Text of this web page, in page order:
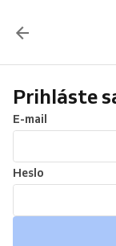
Prihláste
E-mail
Heslo